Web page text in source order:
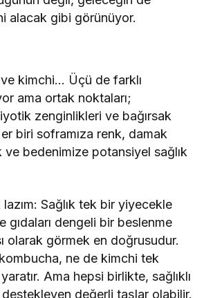
alacak gibi görünüyor.
kimchi… Üçü de farklı
ama ortak noktaları;
zenginlikleri ve bağırsak
biri soframıza renk, damak
ve bedenimize potansiyel sağlık
Sağlık tek bir yiyecekle
gıdaları dengeli bir beslenme
olarak görmek en doğrusudur.
ne de kimchi tek
Ama hepsi birlikte, sağlıklı
destekleyen değerli taşlar olabilir.